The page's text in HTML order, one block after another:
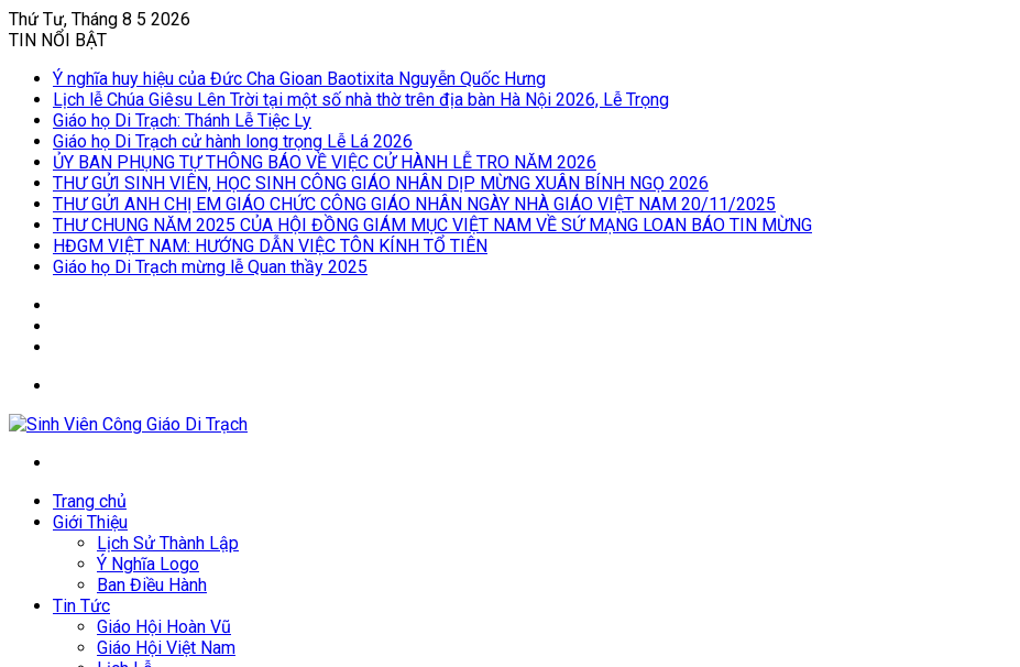
Thứ Tư, Tháng 8 5 2026
TIN NỔI BẬT
Ý nghĩa huy hiệu của Đức Cha Gioan Baotixita Nguyễn Quốc Hưng
Lịch lễ Chúa Giêsu Lên Trời tại một số nhà thờ trên địa bàn Hà Nội 2026, Lễ Trọng
Giáo họ Di Trạch: Thánh Lễ Tiệc Ly
Giáo họ Di Trạch cử hành long trọng Lễ Lá 2026
ỦY BAN PHỤNG TỰ THÔNG BÁO VỀ VIỆC CỬ HÀNH LỄ TRO NĂM 2026
THƯ GỬI SINH VIÊN, HỌC SINH CÔNG GIÁO NHÂN DỊP MỪNG XUÂN BÍNH NGỌ 2026
THƯ GỬI ANH CHỊ EM GIÁO CHỨC CÔNG GIÁO NHÂN NGÀY NHÀ GIÁO VIỆT NAM 20/11/2025
THƯ CHUNG NĂM 2025 CỦA HỘI ĐỒNG GIÁM MỤC VIỆT NAM VỀ SỨ MẠNG LOAN BÁO TIN MỪNG
HĐGM VIỆT NAM: HƯỚNG DẪN VIỆC TÔN KÍNH TỔ TIÊN
Giáo họ Di Trạch mừng lễ Quan thầy 2025
Trang chủ
Giới Thiệu
Lịch Sử Thành Lập
Ý Nghĩa Logo
Ban Điều Hành
Tin Tức
Giáo Hội Hoàn Vũ
Giáo Hội Việt Nam